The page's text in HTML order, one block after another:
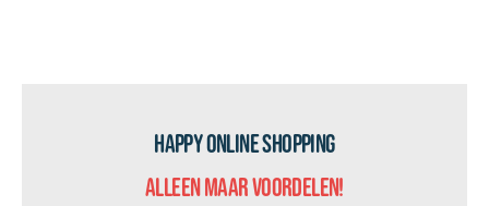
Happy online shopping
Alleen maar voordelen!